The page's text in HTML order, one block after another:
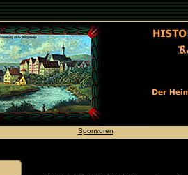
Sponsoren